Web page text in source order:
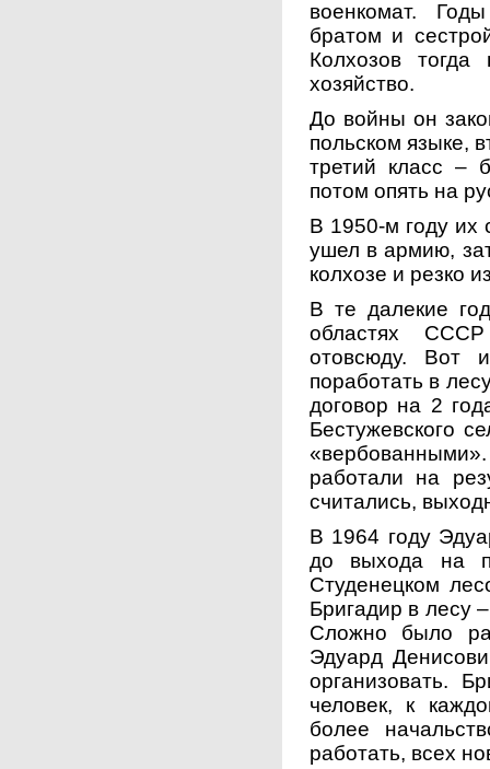
военкомат.
братом и
Колхозов
хозяйство.
До войны он
польском языке,
третий класс –
потом опять на
В 1950-м году их
ушел в армию,
колхозе и резко
В те далекие
областях
отовсюду. Вот
поработать в
договор на 2
Бестужевского
работали на
считались,
В 1964 году
до выхода на
Студенецком
Бригадир в лесу
Сложно было
Эдуард
организовать.
человек, к
более
работать, всех